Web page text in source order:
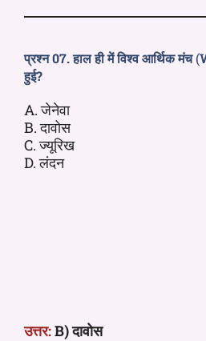
प्रश्न 07. हाल ही में विश्व आर्थिक मंच(
हुई?
A. जेनेवा
B. दावोस
C. ज्यूरिख
D. लंदन
उत्तर:B) दावोस